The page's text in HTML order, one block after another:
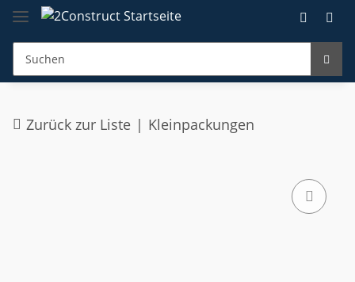
Zurück zur Liste Kleinpackungen